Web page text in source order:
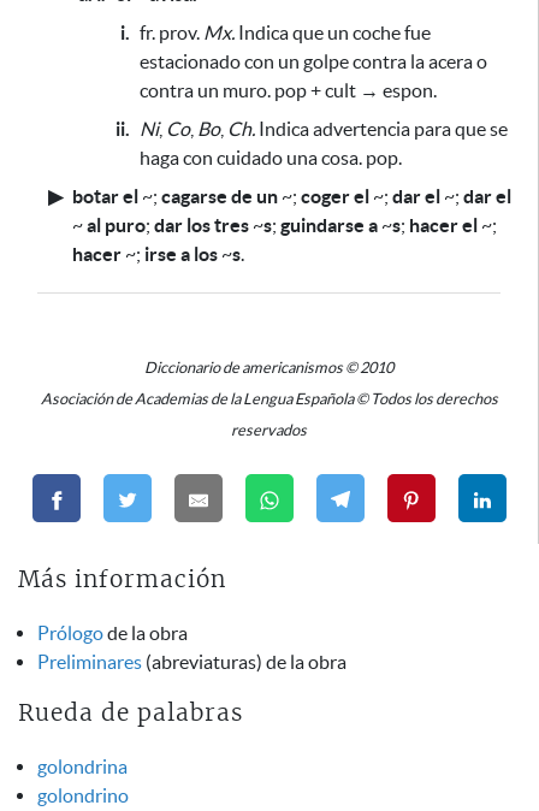
i. fr. prov. Mx. Indica que un coche fue
estacionado con un golpe contra la acera o
contra un muro. pop + cult → espon.
ii. Ni, Co, Bo, Ch. Indica advertencia para que se
haga con cuidado una cosa. pop.
▶ botar el ~; cagarse de un ~; coger el ~; dar el ~; dar el
~al puro; dar los tres ~s; guindarse a ~s; hacer el ~;
hacer ~; irse a los ~s.
Diccionario de americanismos © 2010
Asociación de Academias de la Lengua Española © Todos los derechos
reservados
Más información
Prólogode la obra
Preliminares (abreviaturas) de la obra
Rueda de palabras
golondrina
golondrino